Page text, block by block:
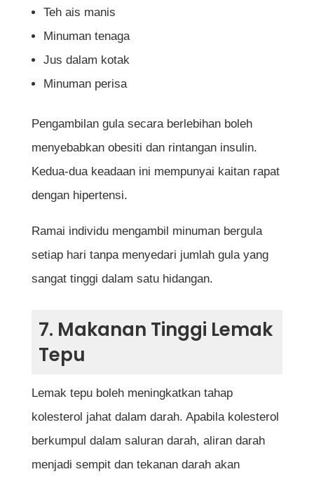
Teh ais manis
Minuman tenaga
Jus dalam kotak
Minuman perisa
Pengambilan gula secara berlebihan boleh
menyebabkan obesiti dan rintangan insulin.
Kedua-dua keadaan ini mempunyai kaitan rapat
dengan hipertensi.
Ramai individu mengambil minuman bergula
setiap hari tanpa menyedari jumlah gula yang
sangat tinggi dalam satu hidangan.
7. Makanan Tinggi Lemak
Tepu
Lemak tepu boleh meningkatkan tahap
kolesterol jahat dalam darah. Apabila kolesterol
berkumpul dalam saluran darah, aliran darah
menjadi sempit dan tekanan darah akan